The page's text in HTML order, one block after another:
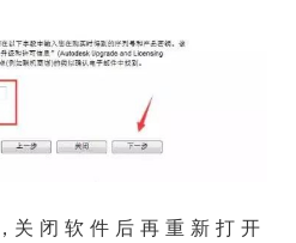
关 闭 软 件 后 再 重 新 打 开